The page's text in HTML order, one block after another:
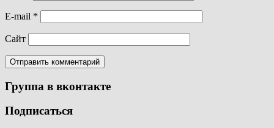
E-mail *
Сайт
Группа в вконтакте
Подписаться